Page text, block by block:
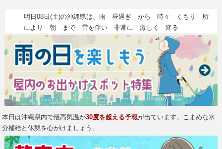
明日08日(土)の沖縄県は、雨 昼過ぎ から 時々 くもり 所
により 朝 まで 雷を伴い 非常に 激しく 降る
本日は沖縄県内で最高気温が30度を超える予報が出ています。こまめな水
分補給と休憩を心がけましょう。